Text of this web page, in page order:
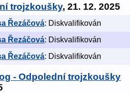
trojzkoušky, 21. 12. 2025
Řezáčová: Diskvalifikován
Řezáčová: Diskvalifikován
Řezáčová: Diskvalifikován
- Odpolední trojzkoušky